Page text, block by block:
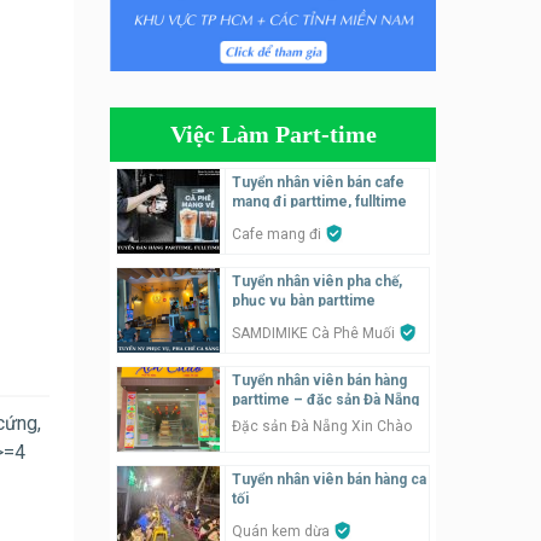
Tuyển nhân viên phụ quán ăn
– hỗ trợ ăn ở
parttime
GÀ GÔ FASTFOOD
parttime
Tuyển nhân viên pha chế
tiệm trà sữa
TRÀ SỮA THÁI LAN
Tuyển nhân viên tư vấn bán
hàng tiệm bánh ngọt
Tiệm bánh ngọt
Việc Làm Part-time
Tuyển nhân viên bán cafe
mang đi parttime, fulltime
Cafe mang đi
Tuyển nhân viên pha chế,
phục vụ bàn parttime
SAMDIMIKE Cà Phê Muối
Tuyển nhân viên bán hàng
parttime – đặc sản Đà Nẵng
Đặc sản Đà Nẵng Xin Chào
Tuyển nhân viên bán hàng ca
tối
Quán kem dừa